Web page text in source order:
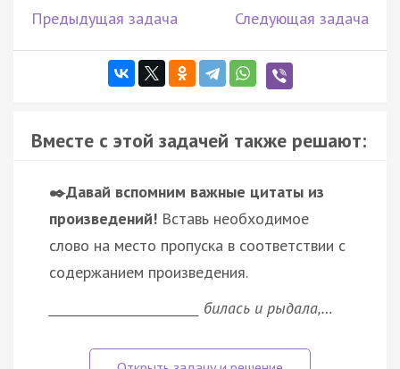
Предыдущая задача Следующая задача
Вместе с этой задачей также решают:
✒️Давай вспомним важные цитаты из
произведений! Вставь необходимое
слово на место пропуска в соответствии с
содержанием произведения.
________________________ билась и рыдала,…